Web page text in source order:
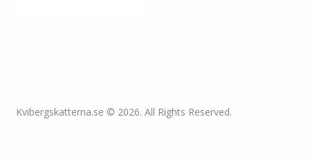
Kvibergskatterna.se © 2026. All Rights Reserved.